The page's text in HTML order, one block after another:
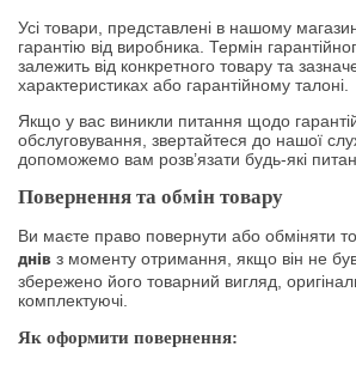
Усі товари, представлені в нашому
гарантію від виробника. Термін
залежить від конкретного товару та
характеристиках або гарантійному талоні.
Якщо у вас виникли питання щодо
обслуговування, звертайтеся до нашої
допоможемо вам розв’язати будь-які
Повернення та обмін товару
Ви маєте право повернути або обміняти
днів з моменту отримання, якщо він не був
збережено його товарний вигляд,
комплектуючі.
Як оформити повернення: